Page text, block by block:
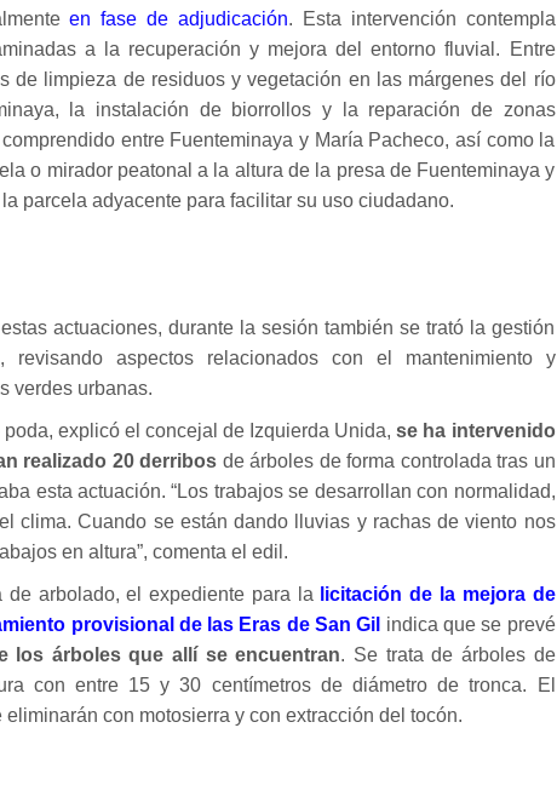
en fase de adjudicación. Esta intervención contempla
a la recuperación y mejora del entorno fluvial. Entre
de limpieza de residuos y vegetación en las márgenes del río
la instalación de biorrollos y la reparación de zonas
entre Fuenteminaya y María Pacheco, así como la
o mirador peatonal a la altura de la presa de Fuenteminaya y
parcela adyacente para facilitar su uso ciudadano.
actuaciones, durante la sesión también se trató la gestión
revisando aspectos relacionados con el mantenimiento y
verdes urbanas.
poda, explicó el concejal de Izquierda Unida,se ha intervenido
realizado 20 derribos de árboles de forma controlada tras un
esta actuación. “Los trabajos se desarrollan con normalidad,
clima. Cuando se están dando lluvias y rachas de viento nos
en altura”, comenta el edil.
arbolado, el expediente para la
licitación de la mejora de
provisional de las Eras de San Gil indica que se prevé
los árboles que allí se encuentran. Se trata de árboles de
con entre 15 y 30 centímetros de diámetro de tronca. El
con motosierra y con extracción del tocón.